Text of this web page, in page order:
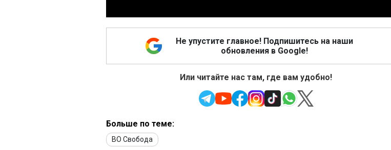
Не упустите главное! Подпишитесь на наши
обновления в Google!
Или читайте нас там, где вам удобно!
Больше по теме:
ВО Свобода